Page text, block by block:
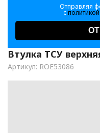
Отправляя
с
Втулка ТСУ
Артикул: ROE53086